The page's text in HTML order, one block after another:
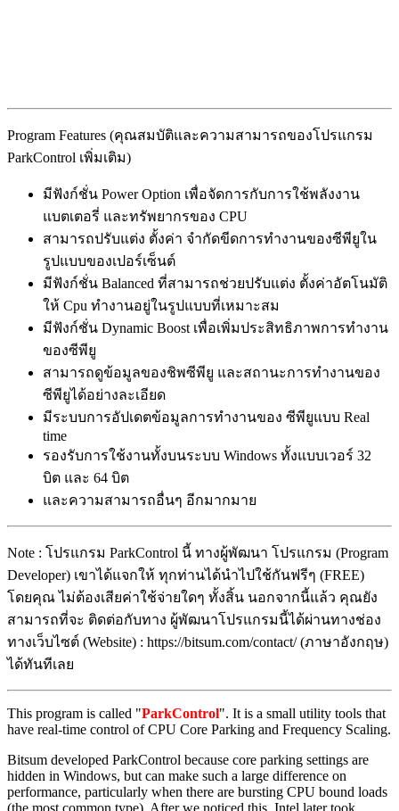
Program Features (คุณสมบัติและความสามารถของโปรแกรม
ParkControl เพิ่มเติม)
มีฟังก์ชั่น Power Option เพื่อจัดการกับการใช้พลังงาน
แบตเตอรี่ และทรัพยากรของ CPU
สามารถปรับแต่ง ตั้งค่า จำกัดขีดการทำงานของซีพียูใน
รูปแบบของเปอร์เซ็นต์
มีฟังก์ชั่น Balanced ที่สามารถช่วยปรับแต่ง ตั้งค่าอัตโนมัติ
ให้ Cpu ทำงานอยู่ในรูปแบบที่เหมาะสม
มีฟังก์ชั่น Dynamic Boost เพื่อเพิ่มประสิทธิภาพการทำงาน
ของซีพียู
สามารถดูข้อมูลของชิพซีพียู และสถานะการทำงานของ
ซีพียูได้อย่างละเอียด
มีระบบการอัปเดตข้อมูลการทำงานของ ซีพียูแบบ Real
time
รองรับการใช้งานทั้งบนระบบ Windows ทั้งแบบเวอร์ 32
บิต และ 64 บิต
และความสามารถอื่นๆ อีกมากมาย
Note : โปรแกรม ParkControl นี้ ทางผู้พัฒนา โปรแกรม (Program
Developer) เขาได้แจกให้ ทุกท่านได้นำไปใช้กันฟรีๆ (FREE)
โดยคุณ ไม่ต้องเสียค่าใช้จ่ายใดๆ ทั้งสิ้น นอกจากนี้แล้ว คุณยัง
สามารถที่จะ ติดต่อกับทาง ผู้พัฒนาโปรแกรมนี้ได้ผ่านทางช่อง
ทางเว็บไซต์ (Website) : https://bitsum.com/contact/ (ภาษาอังกฤษ)
ได้ทันทีเลย
This program is called "ParkControl". It is a small utility tools that
have real-time control of CPU Core Parking and Frequency Scaling.
Bitsum developed ParkControl because core parking settings are
hidden in Windows, but can make such a large difference on
performance, particularly when there are bursting CPU bound loads